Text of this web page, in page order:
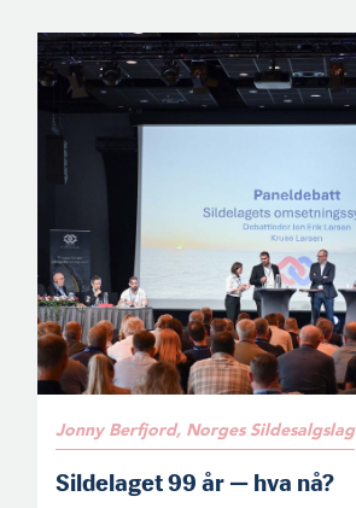
Jonny Berfjord, Norges Sildesalgslag
Sildelaget 99 år — hva nå?